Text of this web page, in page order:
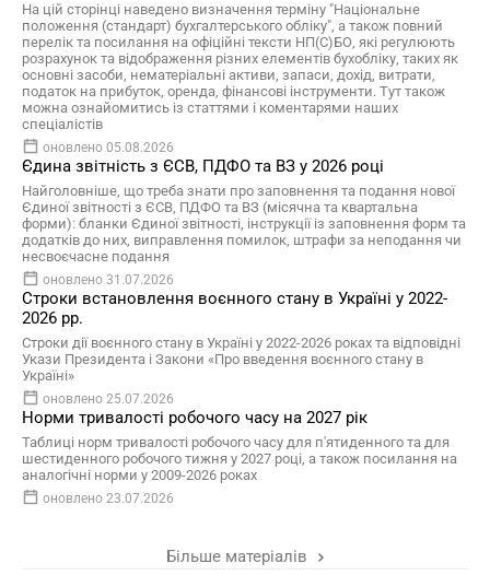
На цій сторінці наведено визначення терміну "Національне
положення (стандарт) бухгалтерського обліку", а також повний
перелік та посилання на офіційні тексти НП(С)БО, які регулюють
розрахунок та відображення різних елементів бухобліку, таких як
основні засоби, нематеріальні активи, запаси, дохід, витрати,
податок на прибуток, оренда, фінансові інструменти. Тут також
можна ознайомитись із статтями і коментарями наших
спеціалістів
оновлено 05.08.2026
Єдина звітність з ЄСВ, ПДФО та ВЗ у 2026 році
Найголовніше, що треба знати про заповнення та подання нової
Єдиної звітності з ЄСВ, ПДФО та ВЗ (місячна та квартальна
форми): бланки Єдиної звітності, інструкції із заповнення форм та
додатків до них, виправлення помилок, штрафи за неподання чи
несвоєчасне подання
оновлено 31.07.2026
Строки встановлення воєнного стану в Україні у 2022-
2026 рр.
Строки дії воєнного стану в Україні у 2022-2026 роках та відповідні
Укази Президента і Закони «Про введення воєнного стану в
Україні»
оновлено 25.07.2026
Норми тривалості робочого часу на 2027 рік
Таблиці норм тривалості робочого часу для п'ятиденного та для
шестиденного робочого тижня у 2027 році, а також посилання на
аналогічні норми у 2009-2026 роках
оновлено 23.07.2026
Більше матеріалів